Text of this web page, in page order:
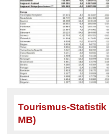
Tourismus-Statistik
MB)